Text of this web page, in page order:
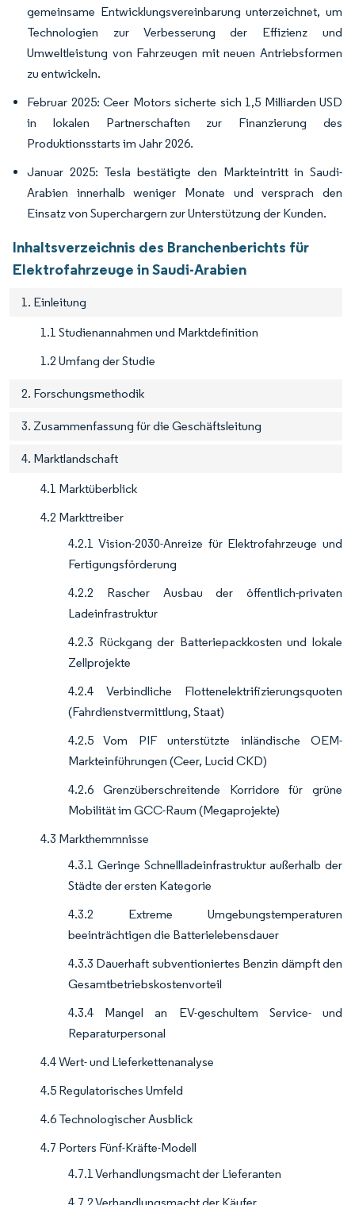
gemeinsame Entwicklungsvereinbarung unterzeichnet, um
Technologien zur Verbesserung der Effizienz und
Umweltleistung von Fahrzeugen mit neuen Antriebsformen
zu entwickeln.
Februar 2025: Ceer Motors sicherte sich 1,5 Milliarden USD
in lokalen Partnerschaften zur Finanzierung des
Produktionsstarts im Jahr 2026.
Januar 2025: Tesla bestätigte den Markteintritt in Saudi-
Arabien innerhalb weniger Monate und versprach den
Einsatz von Superchargern zur Unterstützung der Kunden.
Inhaltsverzeichnis des Branchenberichts für
Elektrofahrzeuge in Saudi-Arabien
1. Einleitung
1.1 Studienannahmen und Marktdefinition
1.2 Umfang der Studie
2. Forschungsmethodik
3. Zusammenfassung für die Geschäftsleitung
4. Marktlandschaft
4.1 Marktüberblick
4.2 Markttreiber
4.2.1 Vision-2030-Anreize für Elektrofahrzeuge und
Fertigungsförderung
4.2.2 Rascher Ausbau der öffentlich-privaten
Ladeinfrastruktur
4.2.3 Rückgang der Batteriepackkosten und lokale
Zellprojekte
4.2.4 Verbindliche Flottenelektrifizierungsquoten
(Fahrdienstvermittlung, Staat)
4.2.5 Vom PIF unterstützte inländische OEM-
Markteinführungen (Ceer, Lucid CKD)
4.2.6 Grenzüberschreitende Korridore für grüne
Mobilität im GCC-Raum (Megaprojekte)
4.3 Markthemmnisse
4.3.1 Geringe Schnellladeinfrastruktur außerhalb der
Städte der ersten Kategorie
4.3.2 Extreme Umgebungstemperaturen
beeinträchtigen die Batterielebensdauer
4.3.3 Dauerhaft subventioniertes Benzin dämpft den
Gesamtbetriebskostenvorteil
4.3.4 Mangel an EV-geschultem Service- und
Reparaturpersonal
4.4 Wert- und Lieferkettenanalyse
4.5 Regulatorisches Umfeld
4.6 Technologischer Ausblick
4.7 Porters Fünf-Kräfte-Modell
4.7.1 Verhandlungsmacht der Lieferanten